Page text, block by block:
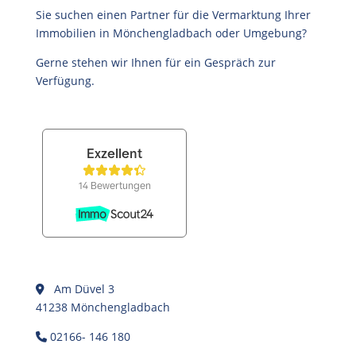
Sie suchen einen Partner für die Vermarktung Ihrer
Immobilien in Mönchengladbach oder Umgebung?
Gerne stehen wir Ihnen für ein Gespräch zur
Verfügung.
Am Düvel 3
41238 Mönchengladbach
02166- 146 180